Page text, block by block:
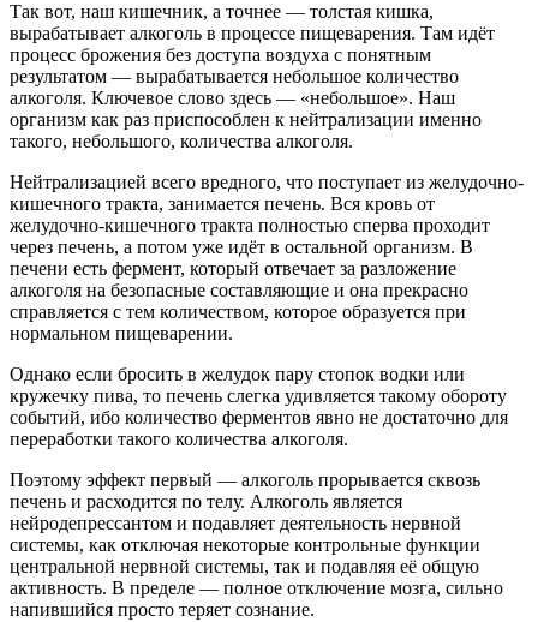
Так вот, наш кишечник, а точнее — толстая кишка,
вырабатывает алкоголь в процессе пищеварения. Там идёт
процесс брожения без доступа воздуха с понятным
результатом — вырабатывается небольшое количество
алкоголя. Ключевое слово здесь — «небольшое». Наш
организм как раз приспособлен к нейтрализации именно
такого, небольшого, количества алкоголя.
Нейтрализацией всего вредного, что поступает из желудочно-
кишечного тракта, занимается печень. Вся кровь от
желудочно-кишечного тракта полностью сперва проходит
через печень, а потом уже идёт в остальной организм. В
печени есть фермент, который отвечает за разложение
алкоголя на безопасные составляющие и она прекрасно
справляется с тем количеством, которое образуется при
нормальном пищеварении.
Однако если бросить в желудок пару стопок водки или
кружечку пива, то печень слегка удивляется такому обороту
событий, ибо количество ферментов явно не достаточно для
переработки такого количества алкоголя.
Поэтому эффект первый — алкоголь прорывается сквозь
печень и расходится по телу. Алкоголь является
нейродепрессантом и подавляет деятельность нервной
системы, как отключая некоторые контрольные функции
центральной нервной системы, так и подавляя её общую
активность. В пределе — полное отключение мозга, сильно
напившийся просто теряет сознание.